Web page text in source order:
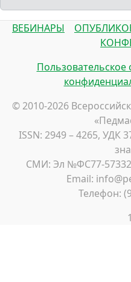
ВЕБИНАРЫ
Пользовательское
© 2010-2026
ISSN: 2949 – 4265, УДК
СМИ: Эл №ФС77-57332
Email:
Телефон: